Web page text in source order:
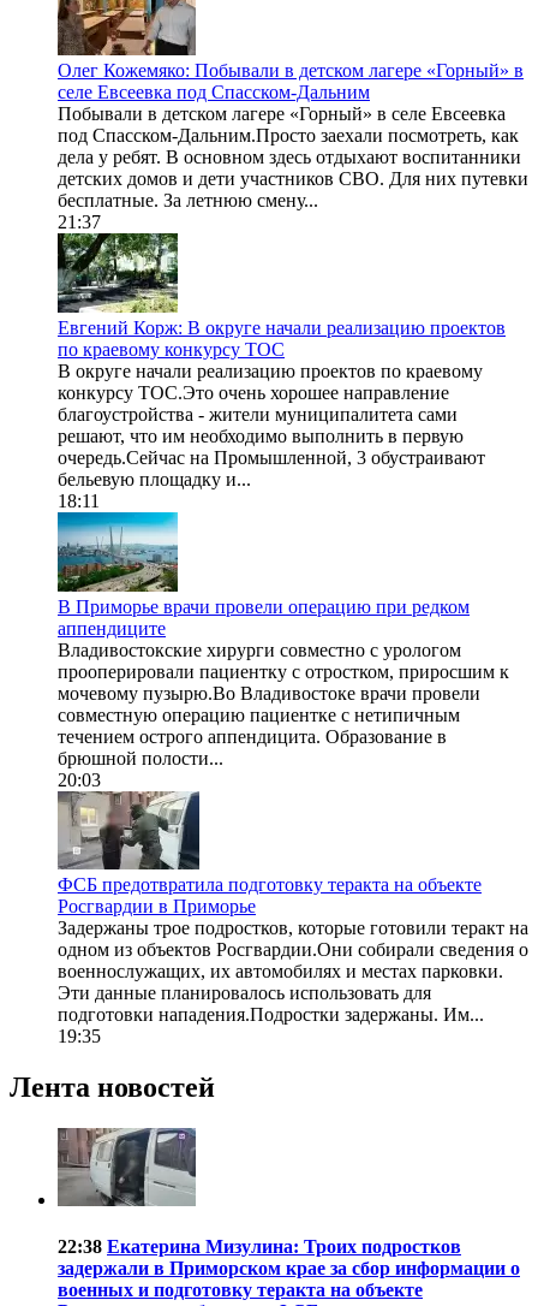
Олег Кожемяко: Побывали в детском лагере «Горный» в
селе Евсеевка под Спасском-Дальним
Побывали в детском лагере «Горный» в селе Евсеевка
под Спасском-Дальним.Просто заехали посмотреть, как
дела у ребят. В основном здесь отдыхают воспитанники
детских домов и дети участников СВО. Для них путевки
бесплатные. За летнюю смену...
21:37
Евгений Корж: В округе начали реализацию проектов
по краевому конкурсу ТОС
В округе начали реализацию проектов по краевому
конкурсу ТОС.Это очень хорошее направление
благоустройства - жители муниципалитета сами
решают, что им необходимо выполнить в первую
очередь.Сейчас на Промышленной, 3 обустраивают
бельевую площадку и...
18:11
В Приморье врачи провели операцию при редком
аппендиците
Владивостокские хирурги совместно с урологом
прооперировали пациентку с отростком, приросшим к
мочевому пузырю.Во Владивостоке врачи провели
совместную операцию пациентке с нетипичным
течением острого аппендицита. Образование в
брюшной полости...
20:03
ФСБ предотвратила подготовку теракта на объекте
Росгвардии в Приморье
Задержаны трое подростков, которые готовили теракт на
одном из объектов Росгвардии.Они собирали сведения о
военнослужащих, их автомобилях и местах парковки.
Эти данные планировалось использовать для
подготовки нападения.Подростки задержаны. Им...
19:35
Лента новостей
22:38 Екатерина Мизулина: Троих подростков
задержали в Приморском крае за сбор информации о
военных и подготовку теракта на объекте